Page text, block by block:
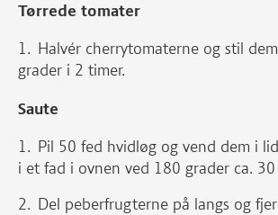
Tørrede tomater
Halvér cherrytomaterne og stil
grader i 2 timer.
Saute
Pil 50 fed hvidløg og vend dem i
i et fad i ovnen ved 180 grader ca.
Del peberfrugterne på langs og